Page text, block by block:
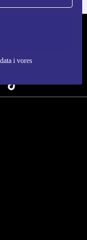
i vores
NEW.